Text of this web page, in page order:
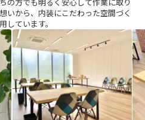
いから、内装にこだわった空間づく
しています。